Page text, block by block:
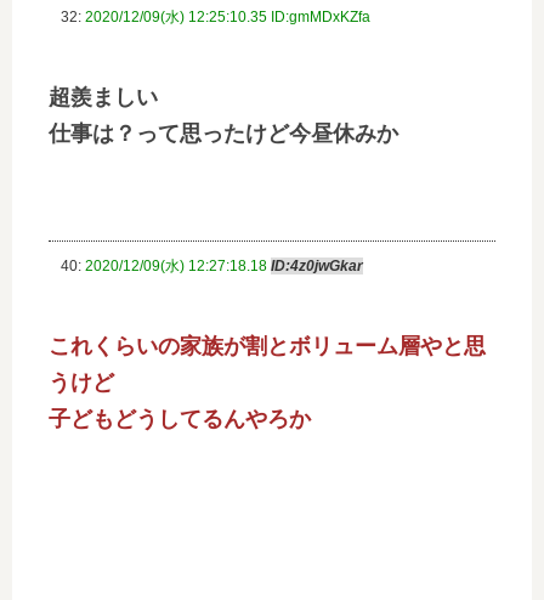
32: 2020/12/09(水) 12:25:10.35 ID:gmMDxKZfa
超羨ましい
仕事は？って思ったけど今昼休みか
40: 2020/12/09(水) 12:27:18.18 ID:4z0jwGkar
これくらいの家族が割とボリューム層やと思
うけど
子どもどうしてるんやろか